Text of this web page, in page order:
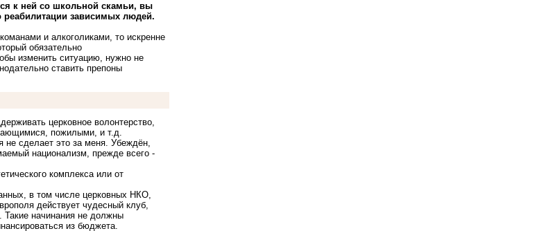
к ней со школьной скамьи, вы
реабилитации зависимых людей.
и алкоголиками, то искренне
обязательно
изменить ситуацию, нужно не
ставить препоны
церковное волонтерство,
пожилыми, и т.д.
не сделает это за меня. Убеждён,
национализм, прежде всего -
комплекса или от
в том числе церковных НКО,
действует чудесный клуб,
Такие начинания не должны
из бюджета.